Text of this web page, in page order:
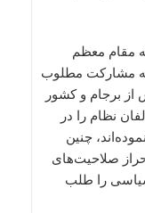
مقام معظم
مشارکت مطلوب
از برجام و کشور
نظام را در
چنین
صلاحیت‌های
را طلب